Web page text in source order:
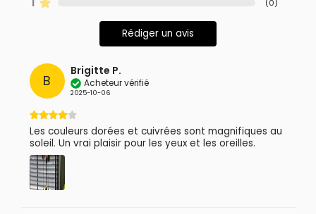
(0)
Rédiger un avis
B
Brigitte P.
Acheteur vérifié
2025-10-06
Les couleurs dorées et cuivrées sont magnifiques au
soleil. Un vrai plaisir pour les yeux et les oreilles.